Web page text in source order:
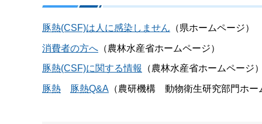
豚熱(CSF)は人に感染しません （県ホームページ）
消費者の方へ （農林水産省ホームページ）
豚熱(CSF)に関する情報 （農林水産省ホームページ
豚熱 豚熱Q&A （農研機構 動物衛生研究部門ホー